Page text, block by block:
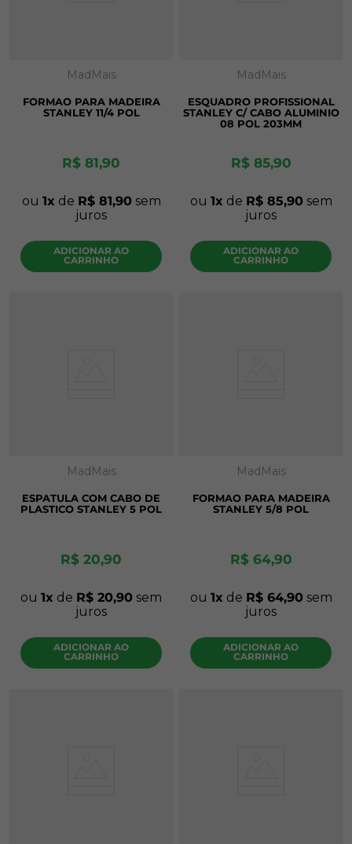
MadMais
FORMAO PARA MADEIRA
STANLEY 11/4 POL
R$ 81,90
ou 1 de R$ 81,90 sem
juros
ADICIONAR AO
CARRINHO
MadMais
ESQUADRO PROFISSIONAL
STANLEY C/ CABO ALUMINIO
08 POL 203MM
R$ 85,90
ou 1 de R$ 85,90 sem
juros
ADICIONAR AO
CARRINHO
MadMais
ESPATULA COM CABO DE
PLASTICO STANLEY 5 POL
R$ 20,90
ou 1 de R$ 20,90 sem
juros
ADICIONAR AO
CARRINHO
MadMais
FORMAO PARA MADEIRA
STANLEY 5/8 POL
R$ 64,90
ou 1 de R$ 64,90 sem
juros
ADICIONAR AO
CARRINHO